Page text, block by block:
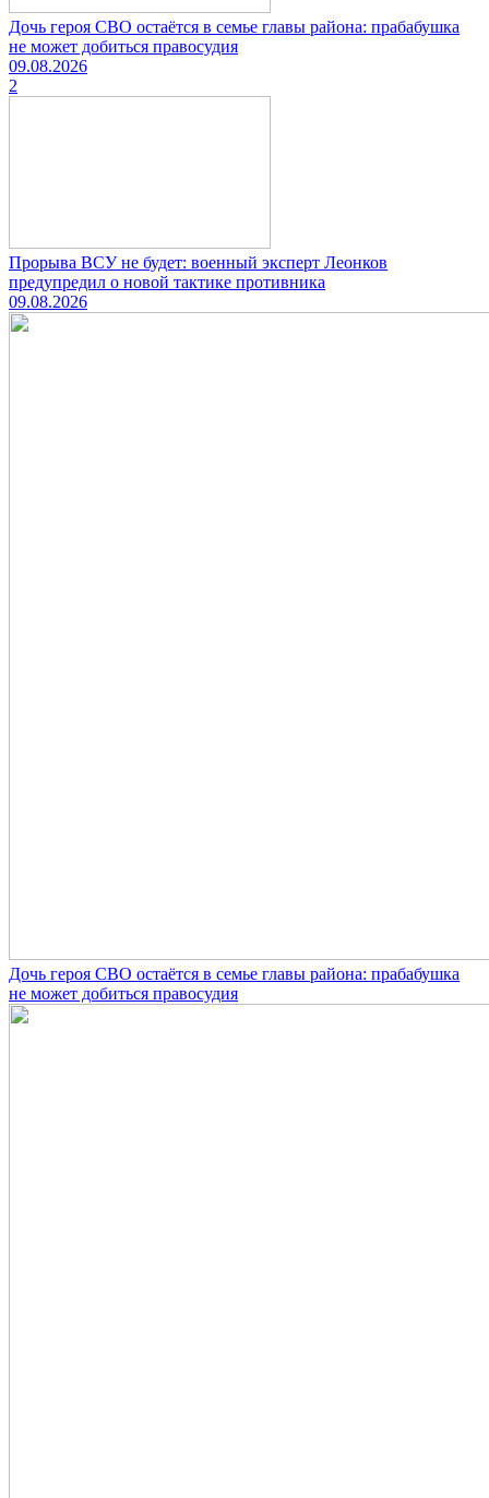
Дочь героя СВО остаётся в семье главы района: прабабушка
не может добиться правосудия
09.08.2026
2
Прорыва ВСУ не будет: военный эксперт Леонков
предупредил о новой тактике противника
09.08.2026
Дочь героя СВО остаётся в семье главы района: прабабушка
не может добиться правосудия